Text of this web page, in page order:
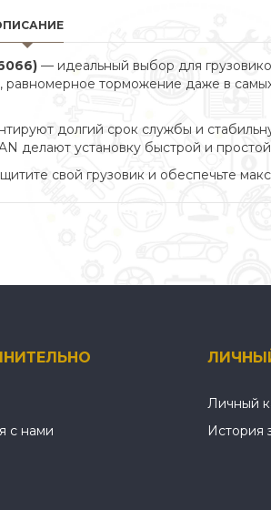
— идеальный выбор для
торможение даже в
долгий срок службы и
делают установку быстрой и
свой грузовик и обеспечьте
с нами
Личный
История